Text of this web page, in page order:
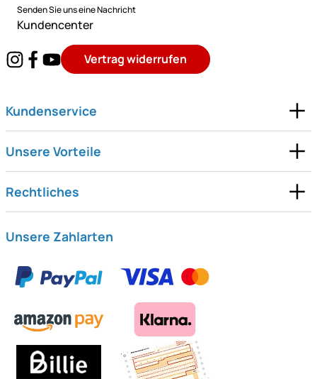
Senden Sie uns eine Nachricht
Kundencenter
Vertrag widerrufen
Kundenservice
Unsere Vorteile
Rechtliches
Unsere Zahlarten